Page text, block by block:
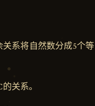
系将自然数分成5个等
关系。